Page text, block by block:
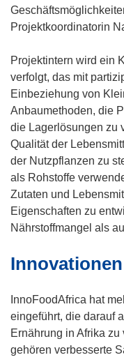
Projektkoordinatorin
Projektintern wird ein
verfolgt, das mit
Einbeziehung von
Anbaumethoden, die
die Lagerlösungen zu
Qualität der
der Nutzpflanzen zu
als Rohstoffe
Zutaten und
Eigenschaften zu
Nährstoffmangel als
InnoFoodAfrica hat
eingeführt, die darauf
Ernährung in Afrika
gehören verbesserte